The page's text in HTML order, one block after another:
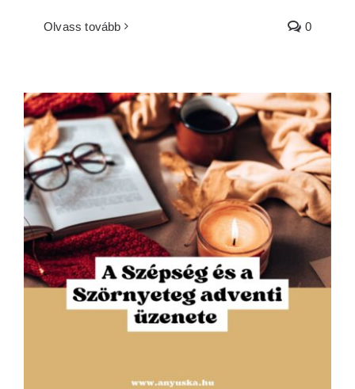
Olvass tovább 0
A Szépség és a Szörnyeteg adventi
üzenete (Vendégblogger:Májer Ágnes,
Mesevonal)